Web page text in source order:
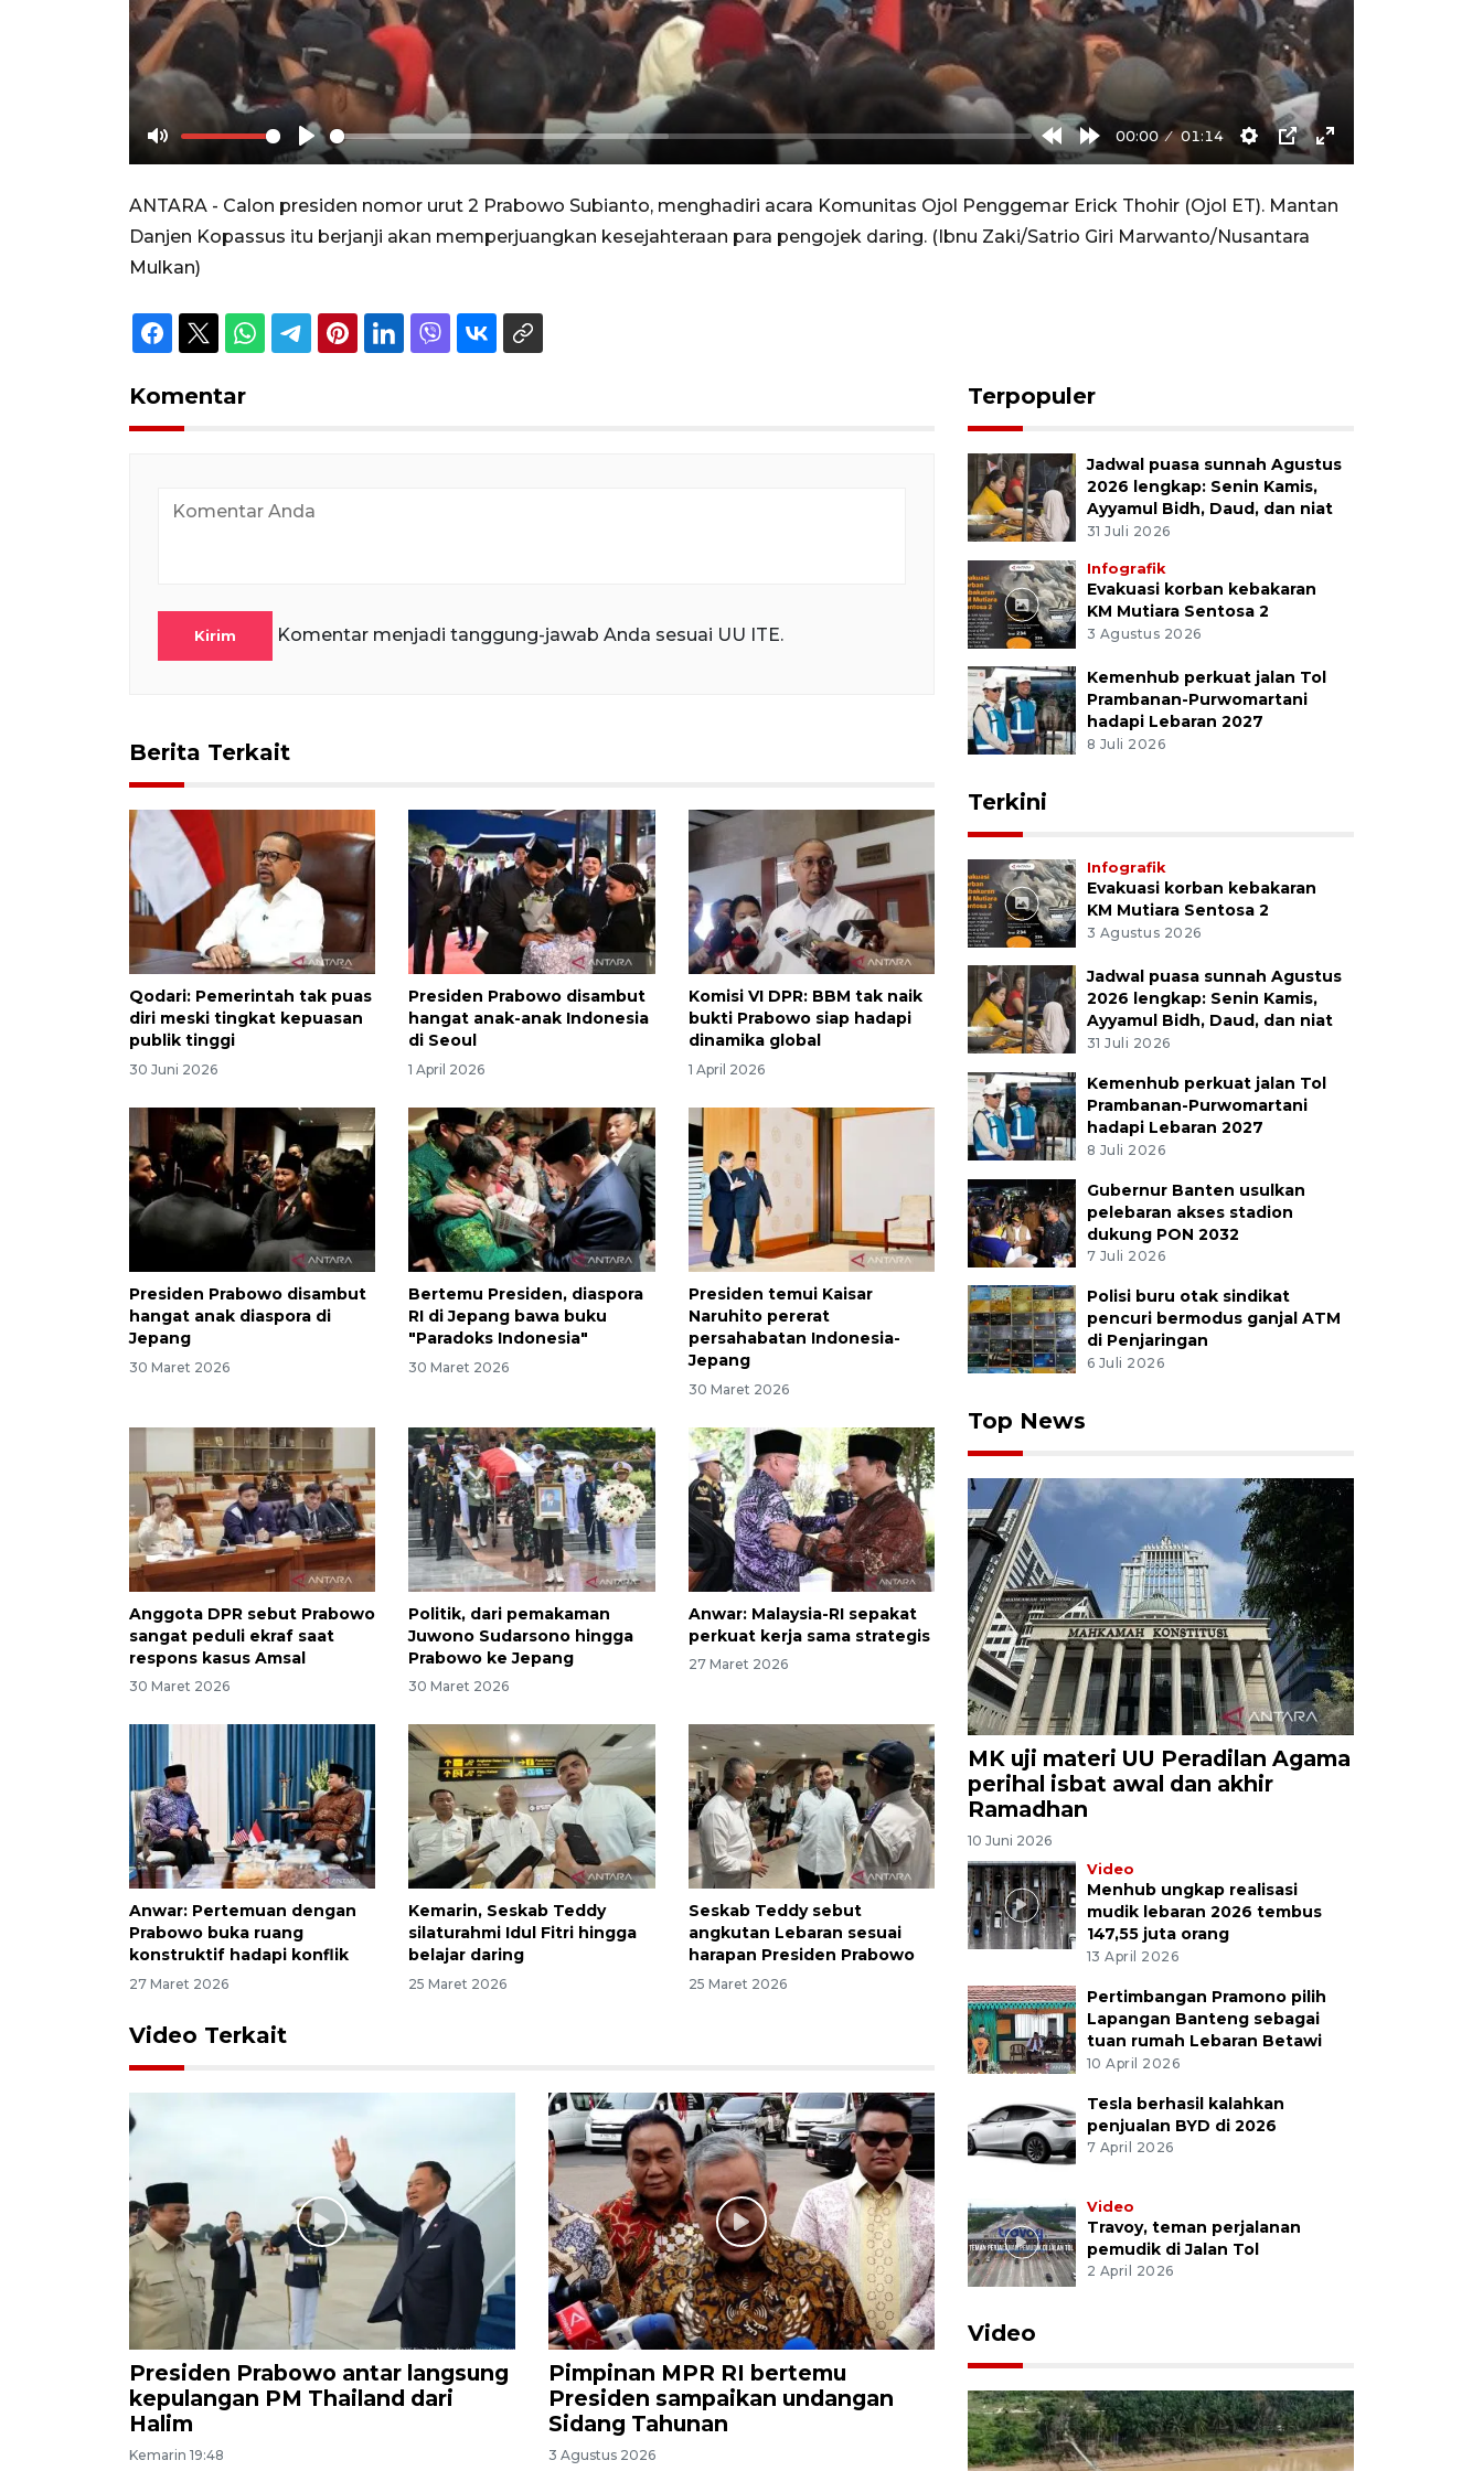
Mute Play
RewindForward
00:00 01:14
Settings
PIP Enter
ANTARA - Calon presiden nomor urut 2 Prabowo Subianto, menghadiri acara Komunitas Ojol Penggemar Erick Thohir (Ojol ET). Mantan
Danjen Kopassus itu berjanji akan memperjuangkan kesejahteraan para pengojek daring. (Ibnu Zaki/Satrio Giri Marwanto/Nusantara
Mulkan)
Komentar
Kirim Komentar menjadi tanggung-jawab Anda sesuai UU ITE.
Berita Terkait
Qodari: Pemerintah tak puas
diri meski tingkat kepuasan
publik tinggi
30 Juni 2026
Presiden Prabowo disambut
hangat anak-anak Indonesia
di Seoul
1 April 2026
Komisi VI DPR: BBM tak naik
bukti Prabowo siap hadapi
dinamika global
1 April 2026
Presiden Prabowo disambut
hangat anak diaspora di
Jepang
30 Maret 2026
Bertemu Presiden, diaspora
RI di Jepang bawa buku
"Paradoks Indonesia"
30 Maret 2026
Presiden temui Kaisar
Naruhito pererat
persahabatan Indonesia-
Jepang
30 Maret 2026
Anggota DPR sebut Prabowo
sangat peduli ekraf saat
respons kasus Amsal
30 Maret 2026
Politik, dari pemakaman
Juwono Sudarsono hingga
Prabowo ke Jepang
30 Maret 2026
Anwar: Malaysia-RI sepakat
perkuat kerja sama strategis
27 Maret 2026
Anwar: Pertemuan dengan
Prabowo buka ruang
konstruktif hadapi konflik
27 Maret 2026
Kemarin, Seskab Teddy
silaturahmi Idul Fitri hingga
belajar daring
25 Maret 2026
Seskab Teddy sebut
angkutan Lebaran sesuai
harapan Presiden Prabowo
25 Maret 2026
Video Terkait
Presiden Prabowo antar langsung
kepulangan PM Thailand dari
Halim
Kemarin 19:48
Pimpinan MPR RI bertemu
Presiden sampaikan undangan
Sidang Tahunan
3 Agustus 2026
Terpopuler
Jadwal puasa sunnah Agustus
2026 lengkap: Senin Kamis,
Ayyamul Bidh, Daud, dan niat
31 Juli 2026
Infografik
Evakuasi korban kebakaran
KM Mutiara Sentosa 2
3 Agustus 2026
Kemenhub perkuat jalan Tol
Prambanan-Purwomartani
hadapi Lebaran 2027
8 Juli 2026
Terkini
Infografik
Evakuasi korban kebakaran
KM Mutiara Sentosa 2
3 Agustus 2026
Jadwal puasa sunnah Agustus
2026 lengkap: Senin Kamis,
Ayyamul Bidh, Daud, dan niat
31 Juli 2026
Kemenhub perkuat jalan Tol
Prambanan-Purwomartani
hadapi Lebaran 2027
8 Juli 2026
Gubernur Banten usulkan
pelebaran akses stadion
dukung PON 2032
7 Juli 2026
Polisi buru otak sindikat
pencuri bermodus ganjal ATM
di Penjaringan
6 Juli 2026
Top News
MK uji materi UU Peradilan Agama
perihal isbat awal dan akhir
Ramadhan
10 Juni 2026
Video
Menhub ungkap realisasi
mudik lebaran 2026 tembus
147,55 juta orang
13 April 2026
Pertimbangan Pramono pilih
Lapangan Banteng sebagai
tuan rumah Lebaran Betawi
10 April 2026
Tesla berhasil kalahkan
penjualan BYD di 2026
7 April 2026
Video
Travoy, teman perjalanan
pemudik di Jalan Tol
2 April 2026
Video